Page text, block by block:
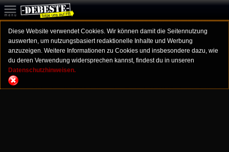
Diese Website verwendet Cookies. Wir können damit die Seitennutzung
auswerten, um nutzungsbasiert redaktionelle Inhalte und Werbung
anzuzeigen. Weitere Informationen zu Cookies und insbesondere dazu, wie
du deren Verwendung widersprechen kannst, findest du in unseren
Datenschutzhinweisen.